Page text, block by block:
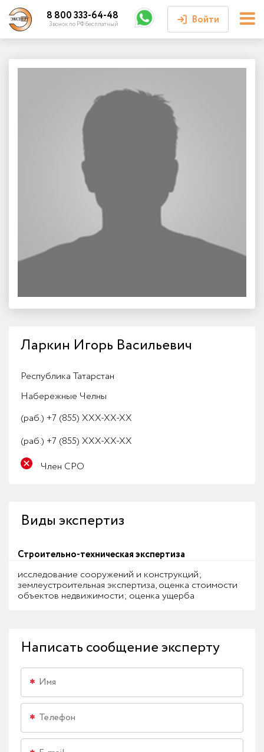
Войти
Войти или
зарегистрироваться
Личный кабинет
8 800 333-64-48
Звонок по РФ бесплатный
Ларкин Игорь Васильевич
Республика Татарстан
Набережные Челны
(раб.) +7 (855) XXX-XX-XX
(раб.) +7 (855) XXX-XX-XX
Член СРО
Виды экспертиз
Строительно-техническая экспертиза
исследование сооружений и конструкций;
землеустроительная экспертиза, оценка стоимости
объектов недвижимости; оценка ущерба
Написать сообщение эксперту